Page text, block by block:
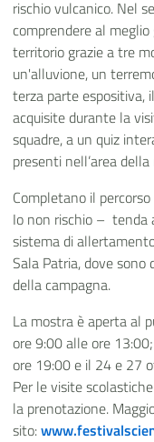
rischio vulcanico. Nel
comprendere al
territorio grazie a tre
un'alluvione, un
terza parte espositiva,
acquisite durante la
squadre, a un quiz
presenti nell’area
Completano il
Io non rischio – tenda
sistema di
Sala Patria, dove
della campagna.
La mostra è aperta al
ore 9:00 alle ore
ore 19:00 e il 24 e 27
Per le visite
la prenotazione.
sito: